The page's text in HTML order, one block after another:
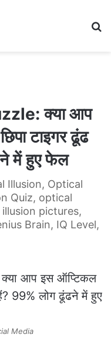
क्या आप
टाइगर ढूंढ
में हुए फेल
Illusion, Optical
Quiz, optical
pictures,
Brain, IQ Level,
Media